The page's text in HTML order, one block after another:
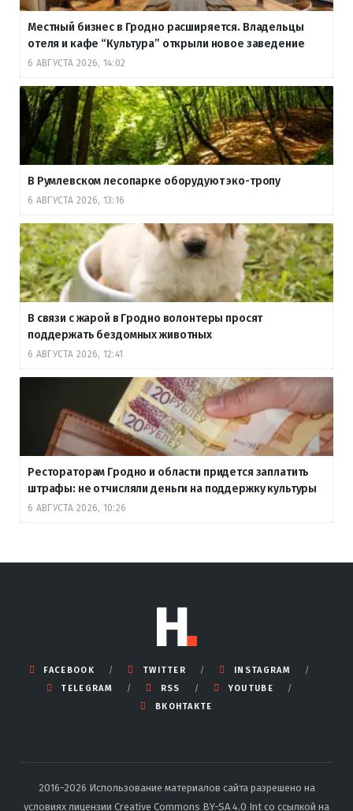
Местный бизнес в Гродно расширяется. Владельцы
отеля и кафе “Культура” открыли новое заведение
6 АВГУСТА 2026, 14:02
В Румлевском лесопарке оборудуют эко-тропу
6 АВГУСТА 2026, 13:16
В связи с жарой в Гродно волонтеры просят
поддержать бездомных животных
6 АВГУСТА 2026, 12:41
Рестораторам Гродно и области придется заплатить
штрафы: не отчисляли деньги на поддержку культуры
6 АВГУСТА 2026, 10:26
FACEBOOK TWITTER
INSTAGRAM
TELEGRAM
RSS
YOUTUBE
ВКОНТАКТЕ
2016-2026 Использование материалов сайта разрешено на
условиях лицензии Creative Commons BY-SA 4.0 Int со ссылкой на